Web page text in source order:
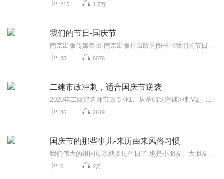
215 1.7万
我们的节日-国庆节
35 8076
二建市政冲刺，适合国庆节逆袭
36 2619
国庆节的那些事儿-来历由来风俗习惯
6 2万